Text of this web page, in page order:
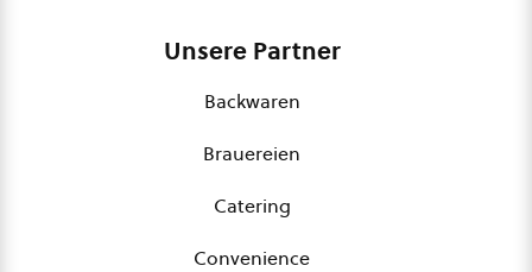
Unsere Partner
Backwaren
Brauereien
Catering
Convenience